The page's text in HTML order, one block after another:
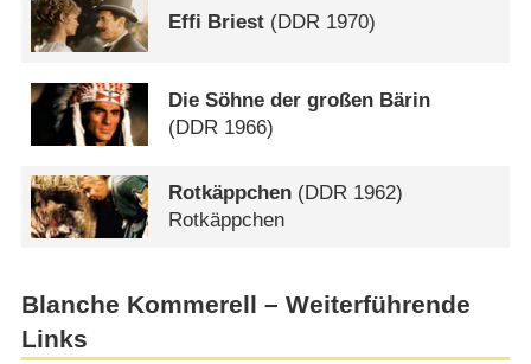
Effi Briest (DDR 1970)
Die Söhne der großen Bärin
(DDR 1966)
Rotkäppchen (DDR 1962)
Rotkäppchen
Blanche Kommerell – Weiterführende
Links